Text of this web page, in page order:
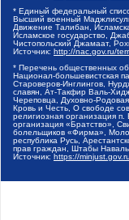
* Единый федеральный
Высший военный
Движение Талибан,
Исламское государство,
Чистопольский Джамаат,
Источник: http://nac.gov.ru/
* Перечень общественных
Национал-большевистская
Староверов-Инглингов,
славян, Ат-Такфир Валь-
Череповца, Духовно-
Кровь и Честь, О свободе
религиозная организация
организация «Братство»,
болельщиков «Фирма»,
республика Русь,
прав граждан, Штабы
Источник: https://